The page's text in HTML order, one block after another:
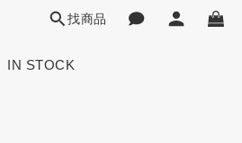
找商品
IN STOCK